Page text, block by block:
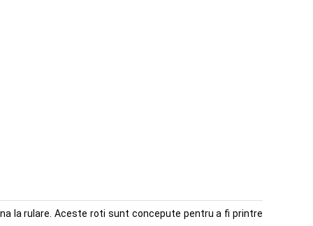
la rulare. Aceste roti sunt concepute pentru a fi printre